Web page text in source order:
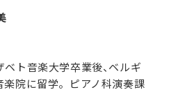
ト音楽大学卒業後、ベルギ
楽院に留学。ピアノ科演奏課